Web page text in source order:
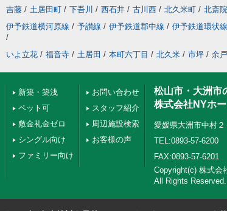
吉藤 / 土居田町 / 下吾川 / 西石井 / 古川西 / 北久米町 / 北斎
伊予鉄道横河原線 / 予讃線 / 伊予鉄道郡中線 / 伊予鉄道環状
/
いよ立花 / 福音寺 / 土居田 / 本町六丁目 / 北久米 / 市坪 / 余戸
新築・築浅
ペット可
敷金礼金ゼロ
シングル向け
ファミリー向け
お問い合わせ
スタッフ紹介
周辺施設検索
お客様の声
松山市・大洲市
株式会社NYホ
愛媛県大洲市中村２
TEL:0893-57-6200
FAX:0893-57-6201
Copyright(c) 株式会
All Rights Reserved.